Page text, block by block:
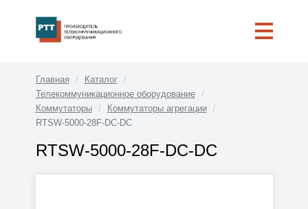
Главная
Каталог
Телекоммуникационное оборудование
Коммутаторы
Коммутаторы агрегации
RTSW-5000-28F-DC-DC
RTSW-5000-28F-DC-DC